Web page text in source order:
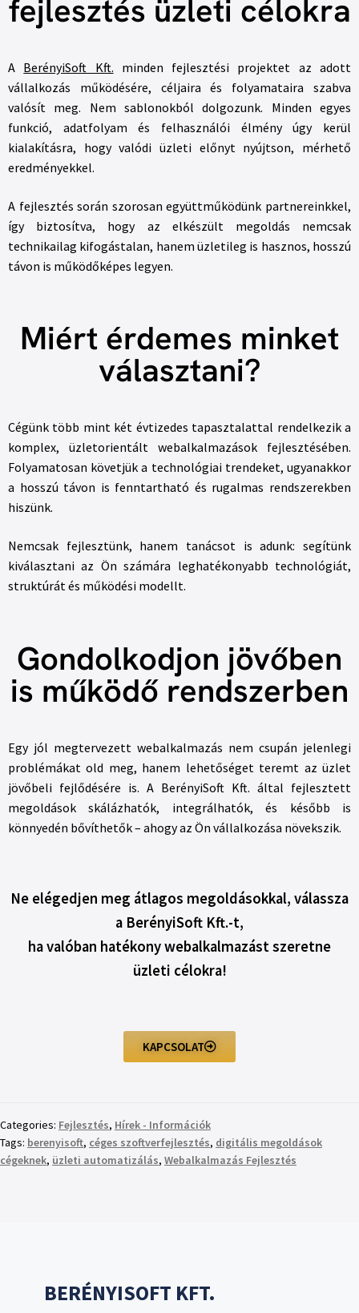
fejlesztés üzleti célokra
A BerényiSoft Kft. minden fejlesztési projektet az adott
vállalkozás működésére, céljaira és folyamataira szabva
valósít meg. Nem sablonokból dolgozunk. Minden egyes
funkció, adatfolyam és felhasználói élmény úgy kerül
kialakításra, hogy valódi üzleti előnyt nyújtson, mérhető
eredményekkel.
A fejlesztés során szorosan együttműködünk partnereinkkel,
így biztosítva, hogy az elkészült megoldás nemcsak
technikailag kifogástalan, hanem üzletileg is hasznos, hosszú
távon is működőképes legyen.
Miért érdemes minket
választani?
Cégünk több mint két évtizedes tapasztalattal rendelkezik a
komplex, üzletorientált webalkalmazások fejlesztésében.
Folyamatosan követjük a technológiai trendeket, ugyanakkor
a hosszú távon is fenntartható és rugalmas rendszerekben
hiszünk.
Nemcsak fejlesztünk, hanem tanácsot is adunk: segítünk
kiválasztani az Ön számára leghatékonyabb technológiát,
struktúrát és működési modellt.
Gondolkodjon jövőben
is működő rendszerben
Egy jól megtervezett webalkalmazás nem csupán jelenlegi
problémákat old meg, hanem lehetőséget teremt az üzlet
jövőbeli fejlődésére is. A BerényiSoft Kft. által fejlesztett
megoldások skálázhatók, integrálhatók, és később is
könnyedén bővíthetők – ahogy az Ön vállalkozása növekszik.
Ne elégedjen meg átlagos megoldásokkal, válassza
a BerényiSoft Kft.-t,
ha valóban hatékony webalkalmazást szeretne
üzleti célokra!
KAPCSOLAT
Categories: Fejlesztés, Hírek - Információk
Tags: berenyisoft, céges szoftverfejlesztés, digitális megoldások
cégeknek, üzleti automatizálás, Webalkalmazás Fejlesztés
BERÉNYISOFT KFT.